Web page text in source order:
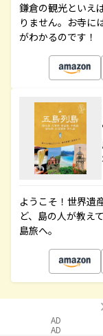
鎌倉の観光といえ
りません。お寺に
がわかるのです！
ようこそ！世界遺
ど、島の人が教え
島旅へ。
AD
AD